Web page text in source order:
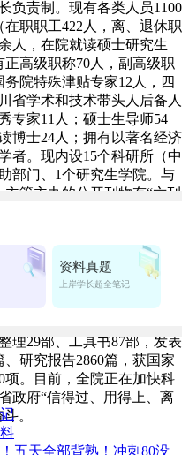
负责制。现有各类人员1100
职职工422人，离、退休职
人，在院就读硕士研究生
高级职称70人，副高级职
院特殊津贴专家12人，四
省学术和技术带头人后备人
专家11人；硕士生导师54
博士24人；拥有以著名经济
者。现内设15个科研所（中
部门、1个研究生学院。与
管主办的公开刊物有“六刊
点（联合），1个省级博士
中第一个被批准为法律硕士
科学门户网站“四川社会科
等10多个国家及地区的院
理29部、工具书87部，发表
研究报告2860篇，获国家
项。目前，全院正在加快科
政府“信得过、用得上、离
。
五天全部背熟！冲刺80没